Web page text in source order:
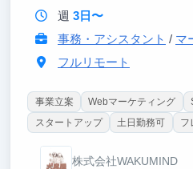
週 3日〜
事務・アシスタント / マ
フルリモート
事業立案 Webマーケティング
スタートアップ
土日勤務可 フ
株式会社WAKUMIND